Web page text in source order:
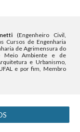
(Engenheiro Civil,
Cursos de Engenharia
de Agrimensura do
Meio Ambiente e de
e Urbanismo,
e por fim, Membro